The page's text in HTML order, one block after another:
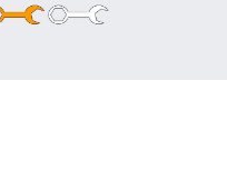
sur
Defender Td5
sur Defender
l'air des ponts sur
sur Defender Td5
vilebrequin) sur
Td5
Defender 90
sur